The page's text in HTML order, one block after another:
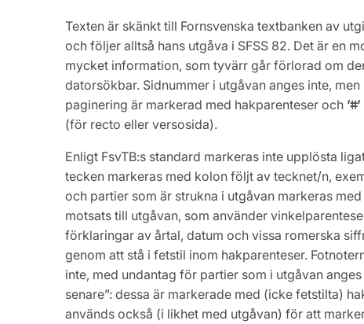
Texten är skänkt till Fornsvenska textbanken av
och följer alltså hans utgåva i SFSS 82. Det är en
mycket information, som tyvärr går förlorad om
datorsökbar. Sidnummer i utgåvan anges inte,
paginering är markerad med hakparenteser och ’ǂǂ’
(för recto eller versosida).
Enligt FsvTB:s standard markeras inte upplösta
tecken markeras med kolon följt av tecknet/n,
och partier som är strukna i utgåvan markeras med
motsats till utgåvan, som använder vinkelparenteser,
förklaringar av årtal, datum och vissa romerska
genom att stå i fetstil inom hakparenteser.
inte, med undantag för partier som i utgåvan
senare”: dessa är markerade med (icke fetstilta)
används också (i likhet med utgåvan) för att